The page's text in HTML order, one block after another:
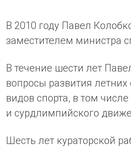
В 2010 году Павел
заместителем министра
В течение шести лет
вопросы развития
видов спорта, в том
и сурдлимпийского
Шесть лет кураторской